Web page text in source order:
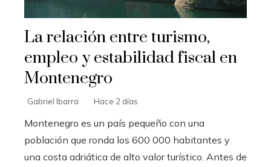
La relación entre turismo,
empleo y estabilidad fiscal en
Montenegro
Gabriel Ibarra Hace 2 días
Montenegro es un país pequeño con una
población que ronda los 600 000 habitantes y
una costa adriática de alto valor turístico. Antes de